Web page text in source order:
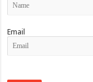
Email